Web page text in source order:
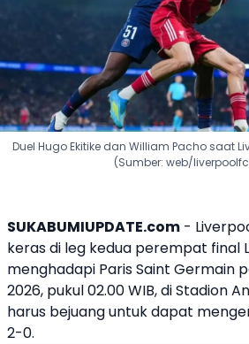
Duel Hugo Ekitike dan William Pacho saat
(Sumber: web/
SUKABUMIUPDATE.com -
keras di leg kedua perempat final
menghadapi Paris Saint Germain
2026, pukul 02.00 WIB, di Stadion
harus bejuang untuk dapat
2-0.